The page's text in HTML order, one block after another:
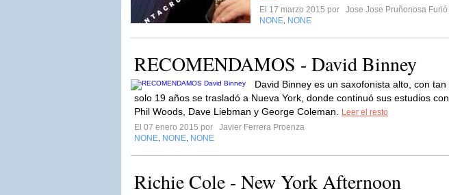
El 17 marzo 2015 por
Jose Jose Pruñonosa Furió
NONE NONE
RECOMENDAMOS - David Binney
David Binney es un saxofonista alto, con tan
solo 19 años se trasladó a Nueva York, donde continuó sus estudios con
Phil Woods, Dave Liebman y George Coleman.
Leer el resto
El 07 enero 2015 por
Javier Ferrera Proenza
NONE NONE NONE
Richie Cole - New York Afternoon